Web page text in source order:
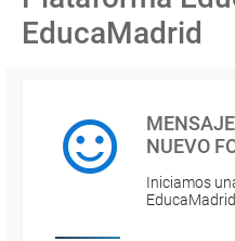
EducaMadrid
NUEVO
Iniciamos